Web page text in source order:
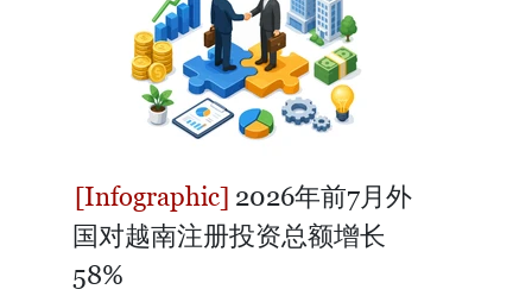
2026年前7月外
国对越南注册投资总额增长
58%